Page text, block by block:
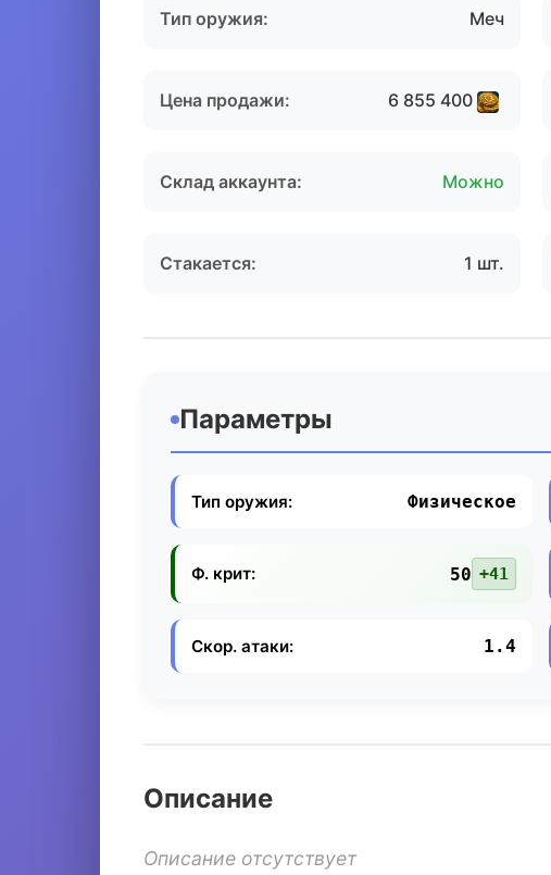
Тип оружия: Меч
Цена продажи: 6 855 400
Склад аккаунта: Можно
Стакается: 1 шт.
Параметры
Тип оружия: Физическое
Ф. крит: 50 +41
Скор. атаки: 1.4
Описание
Описание отсутствует